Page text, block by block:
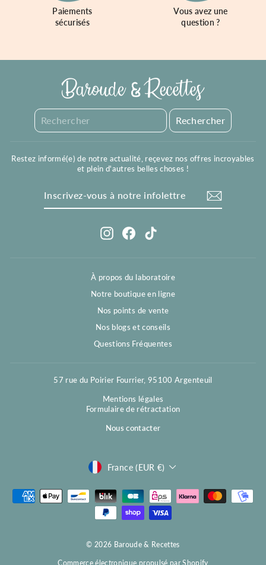
L'Association Des Créateurs
26 Rue Georges Lebigot, 94800 Villejuif.En savoir
Maison Marie Marguerite
27 Place Henri Neveu 92700 Colombes.En savoir
27 Place Henri Neveu 92700 Colombes.
En savoir
plus.
Paiements
sécurisés
Vous avez une
question ?
Restez informé(e) de notre actualité, reçevez nos offres incroyables
et plein d'autres belles choses !
InstagramFacebookTikTok
À propos du laboratoire
Notre boutique en ligne
Nos points de vente
Nos blogs et conseils
Questions Fréquentes
57 rue du Poirier Fourrier, 95100 Argenteuil
Mentions légales
Formulaire de rétractation
Nous contacter
Devise
France (EUR €)
© 2026 Baroude & Recettes
Commerce électronique propulsé par Shopify